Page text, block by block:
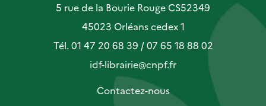
5 rue de la Bourie Rouge CS52349
45023 Orléans cedex 1
Tél. 01 47 20 68 39 / 07 65 18 88 02
idf-librairie@cnpf.fr
Contactez-nous